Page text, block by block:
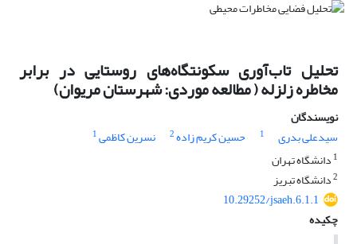
تحلیل تاب‌آوری سکونتگاه‌های روستایی در برابر
مخاطره زلزله ( مطالعه موردی: شهرستان مریوان)
نویسندگان
سیدعلی بدری
1 حسین کریم زاده2 نسرین کاظمی1
1 دانشگاه تهران
2دانشگاه تبریز
10.29252/jsaeh.6.1.1
چکیده